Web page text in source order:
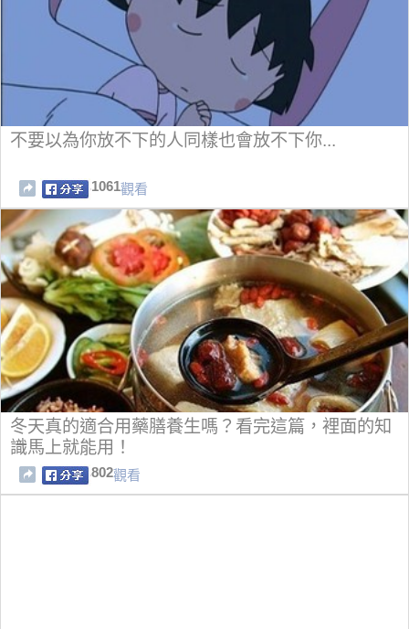
不要以為你放不下的人同樣也會放不下你...
1061觀看
冬天真的適合用藥膳養生嗎？看完這篇，裡面的知
識馬上就能用！
802觀看